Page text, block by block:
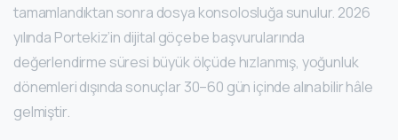
tamamlandıktan sonra dosya konsolosluğa sunulur. 2026
yılında Portekiz’in dijital göçebe başvurularında
değerlendirme süresi büyük ölçüde hızlanmış, yoğunluk
dönemleri dışında sonuçlar 30–60 gün içinde alınabilir hâle
gelmiştir.